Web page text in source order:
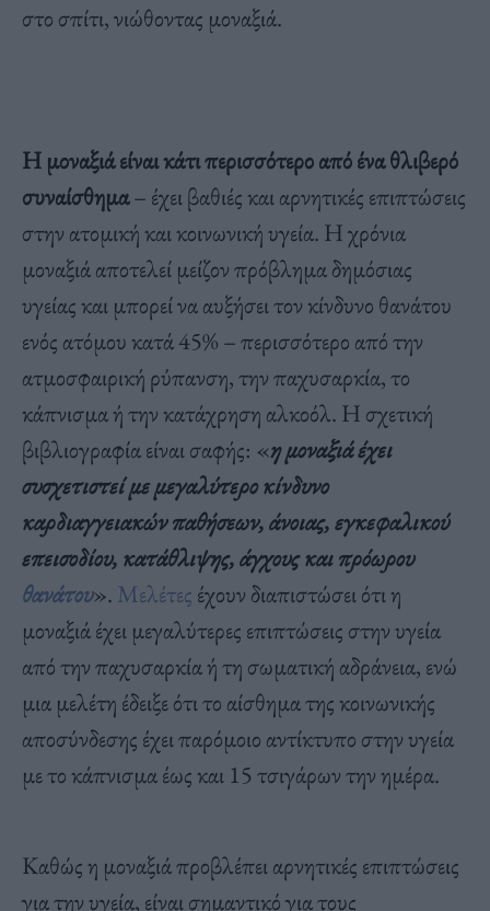
στο σπίτι, νιώθοντας μοναξιά.
Η μοναξιά είναι κάτι περισσότερο από ένα θλιβερό
συναίσθημα– έχει βαθιές και αρνητικές επιπτώσεις
στην ατομική και κοινωνική υγεία. Η χρόνια
μοναξιά αποτελεί μείζον πρόβλημα δημόσιας
υγείας και μπορεί να αυξήσει τον κίνδυνο θανάτου
ενός ατόμου κατά 45% – περισσότερο από την
ατμοσφαιρική ρύπανση, την παχυσαρκία, το
κάπνισμα ή την κατάχρηση αλκοόλ. Η σχετική
βιβλιογραφία είναι σαφής: «η μοναξιά έχει
συσχετιστεί με μεγαλύτερο κίνδυνο
καρδιαγγειακών παθήσεων, άνοιας, εγκεφαλικού
επεισοδίου, κατάθλιψης, άγχους και πρόωρου
θανάτου». Μελέτες έχουν διαπιστώσει ότι η
μοναξιά έχει μεγαλύτερες επιπτώσεις στην υγεία
από την παχυσαρκία ή τη σωματική αδράνεια, ενώ
μια μελέτη έδειξε ότι το αίσθημα της κοινωνικής
αποσύνδεσης έχει παρόμοιο αντίκτυπο στην υγεία
με το κάπνισμα έως και 15 τσιγάρων την ημέρα.
Καθώς η μοναξιά προβλέπει αρνητικές επιπτώσεις
για την υγεία, είναι σημαντικό για τους